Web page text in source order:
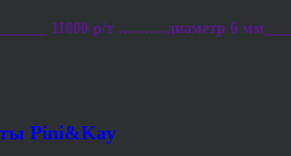
11800 р/т ...........диаметр 6
Pini&Kay